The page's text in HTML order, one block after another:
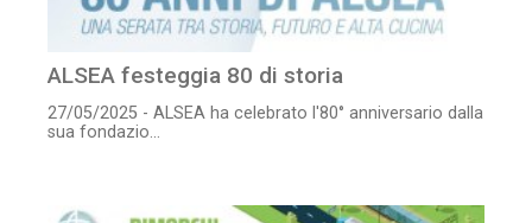
ALSEA festeggia 80 di storia
27/05/2025 - ALSEA ha celebrato l'80° anniversario dalla
sua fondazio...